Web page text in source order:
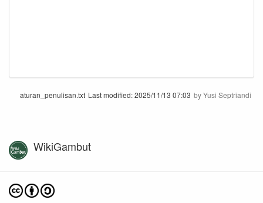
aturan_penulisan.txt Last modified:2025/11/13 07:03 byYusi Septriandi
WikiGambut